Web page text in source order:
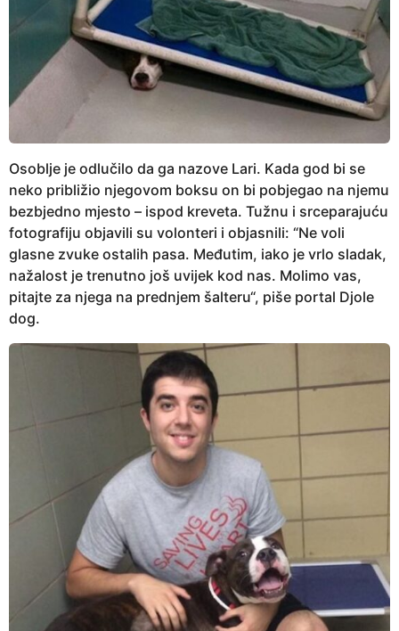
Osoblje je odlučilo da ga nazove Lari. Kada god bi se
neko približio njegovom boksu on bi pobjegao na njemu
bezbjedno mjesto – ispod kreveta. Tužnu i srceparajuću
fotografiju objavili su volonteri i objasnili: “Ne voli
glasne zvuke ostalih pasa. Međutim, iako je vrlo sladak,
nažalost je trenutno još uvijek kod nas. Molimo vas,
pitajte za njega na prednjem šalteru“, piše portal Djole
dog.